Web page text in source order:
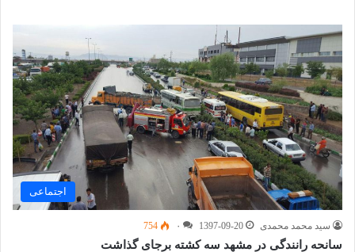
اجتماعی
سید محمد محمدی 1397-09-20 ۰ 754
سانحه رانندگی در مشهد سه کشته برجای گذاشت